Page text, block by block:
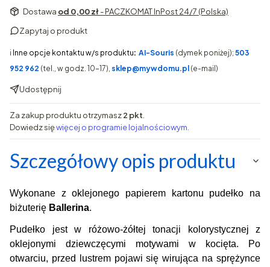
Dostawa od 0,00 zł- PACZKOMAT InPost 24/7 (Polska)
Zapytaj o produkt
ℹ️ Inne opcje kontaktu w/s produktu: AI-Souris (dymek poniżej); 503
952 962 (tel., w godz. 10-17), sklep@mywdomu.pl (e-mail)
Udostępnij
Za zakup produktu otrzymasz2 pkt
Dowiedz sięwięcej o programie lojalnościowym.
Szczegółowy opis produktu
Wykonane z oklejonego papierem kartonu pudełko na
biżuterię Ballerina.
Pudełko jest w różowo-żółtej tonacji kolorystycznej z
oklejonymi dziewczęcymi motywami w kocięta. Po
otwarciu, przed lustrem pojawi się wirująca na sprężynce